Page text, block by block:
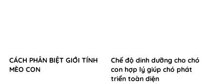
CÁCH PHÂN BIỆT GIỚI TÍNH
MÈO CON
Chế độ dinh dưỡng cho chó
con hợp lý giúp chó phát
triển toàn diện